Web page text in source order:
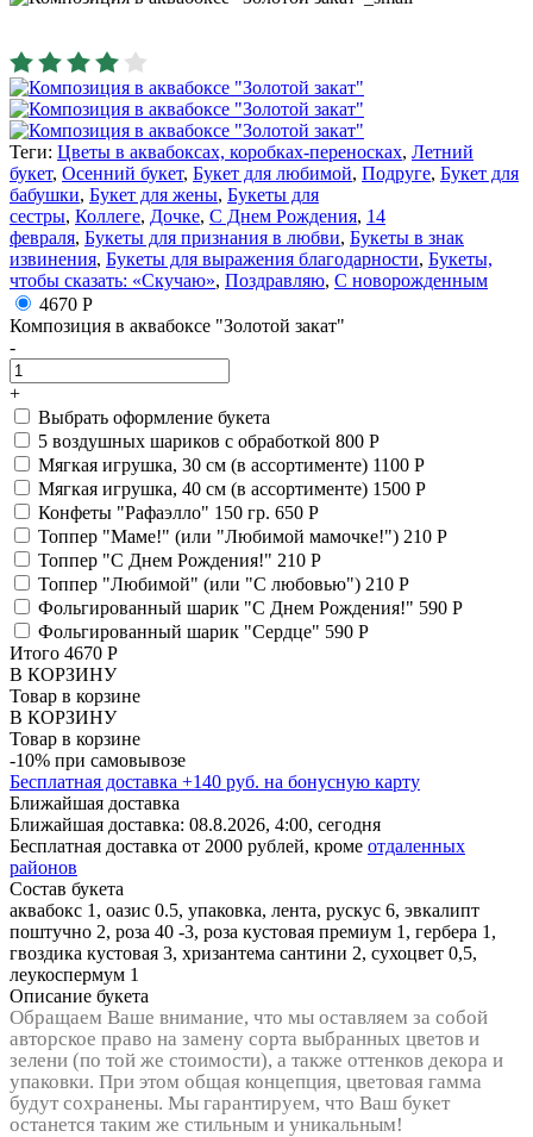
Теги: Цветы в аквабоксах, коробках-переносках, Летний
букет, Осенний букет, Букет для любимой, Подруге, Букет для
бабушки, Букет для жены, Букеты для
сестры, Коллеге, Дочке, С Днем Рождения, 14
февраля, Букеты для признания в любви, Букеты в знак
извинения, Букеты для выражения благодарности, Букеты,
чтобы сказать: «Скучаю», Поздравляю, С новорожденным
4670 Р
Композиция в аквабоксе "Золотой закат"
-
+
Выбрать оформление букета
5 воздушных шариков с обработкой 800 Р
Мягкая игрушка, 30 см (в ассортименте) 1100 Р
Мягкая игрушка, 40 см (в ассортименте) 1500 Р
Конфеты "Рафаэлло" 150 гр. 650 Р
Топпер "Маме!" (или "Любимой мамочке!") 210 Р
Топпер "С Днем Рождения!" 210 Р
Топпер "Любимой" (или "С любовью") 210 Р
Фольгированный шарик "С Днем Рождения!" 590 Р
Фольгированный шарик "Сердце" 590 Р
Итого 4670 Р
В КОРЗИНУ
Товар в корзине
В КОРЗИНУ
Товар в корзине
-10% при самовывозе
Бесплатная доставка +140 руб. на бонусную карту
Ближайшая доставка
Ближайшая доставка: 08.8.2026, 4:00, сегодня
Бесплатная доставка от 2000 рублей, кроме отдаленных
районов
Состав букета
аквабокс 1, оазис 0.5, упаковка, лента, рускус 6, эвкалипт
поштучно 2, роза 40 -3, роза кустовая премиум 1, гербера 1,
гвоздика кустовая 3, хризантема сантини 2, сухоцвет 0,5,
леукоспермум 1
Описание букета
Обращаем Ваше внимание, что мы оставляем за собой
авторское право на замену сорта выбранных цветов и
зелени (по той же стоимости), а также оттенков декора и
упаковки. При этом общая концепция, цветовая гамма
будут сохранены. Мы гарантируем, что Ваш букет
останется таким же стильным и уникальным!